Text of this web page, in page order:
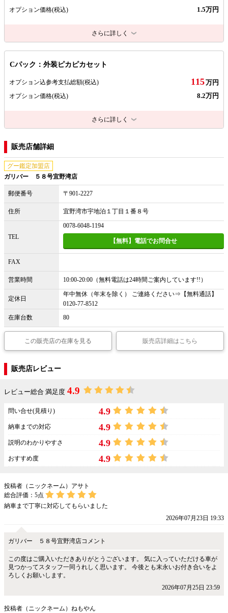
オプション価格(税込) 1.5万円
さらに詳しく
Cパック：外装ピカピカセット
オプション込参考支払総額(税込) 115万円
オプション価格(税込) 8.2万円
さらに詳しく
販売店舗詳細
グー鑑定加盟店
ガリバー ５８号宜野湾店
郵便番号 〒901-2227
住所 宜野湾市宇地泊１丁目１番８号
TEL
0078-6048-1194
【無料】電話でお問合せ
FAX
営業時間 10:00-20:00（無料電話は24時間ご案内しています!!）
定休日
年中無休（年末を除く） ご連絡ください⇒【無料通話】
0120-77-8512
在庫台数
80
この販売店の在庫を見る 販売店詳細はこちら
販売店レビュー
レビュー総合 満足度 4.9
問い合せ(見積り) 4.9
納車までの対応 4.9
説明のわかりやすさ 4.9
おすすめ度 4.9
投稿者（ニックネーム）アサト
総合評価： 5点
納車まで丁寧に対応してもらいました
2026年07月23日 19:33
ガリバー ５８号宜野湾店コメント
この度はご購入いただきありがとうございます。 気に入っていただける車が
見つかってスタッフ一同うれしく思います。 今後とも末永いお付き合いをよ
ろしくお願いします。
2026年07月25日 23:59
投稿者（ニックネーム）ねもやん